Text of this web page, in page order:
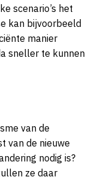
scenario’s het
kan bijvoorbeeld
manier
sneller te kunnen
van de
van de nieuwe
nodig is?
ze daar